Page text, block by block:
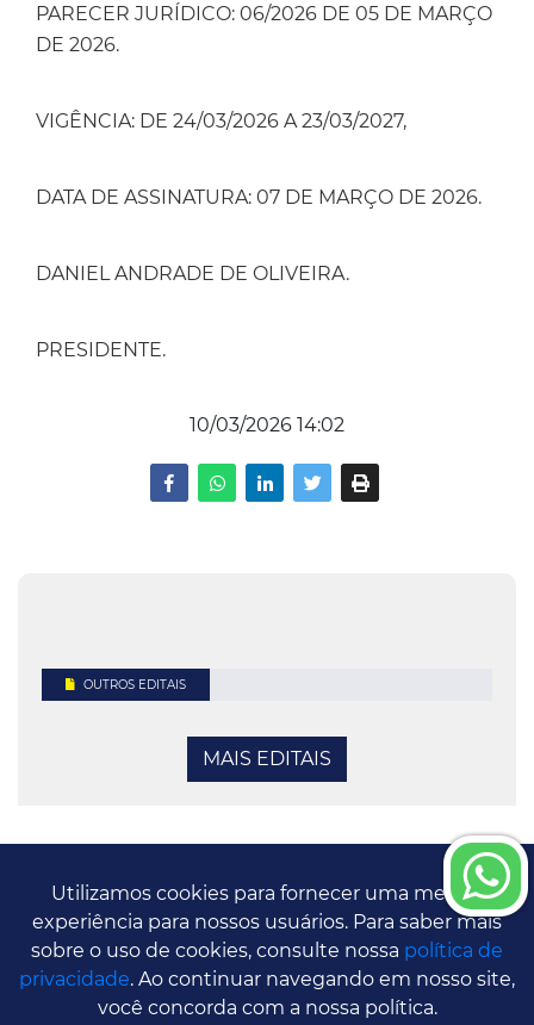
PARECER JURÍDICO: 06/2026 DE 05 DE MARÇO
DE 2026.
VIGÊNCIA: DE 24/03/2026 A 23/03/2027,
DATA DE ASSINATURA: 07 DE MARÇO DE 2026.
DANIEL ANDRADE DE OLIVEIRA.
PRESIDENTE.
10/03/2026 14:02
OUTROS EDITAIS
MAIS EDITAIS
Utilizamos cookies para fornecer uma melhor
experiência para nossos usuários. Para saber mais
sobre o uso de cookies, consulte nossa política de
privacidade. Ao continuar navegando em nosso site,
você concorda com a nossa política.
© Copyright 2026 Conselho Regional de Sergipe -
CRF/SE | Direitos Reservados